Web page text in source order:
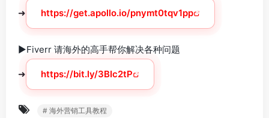
➜ https://get.apollo.io/pnymt0tqv1pp
►Fiverr 请海外的高手帮你解决各种问题
➜ https://bit.ly/3BIc2tP
# 海外营销工具教程